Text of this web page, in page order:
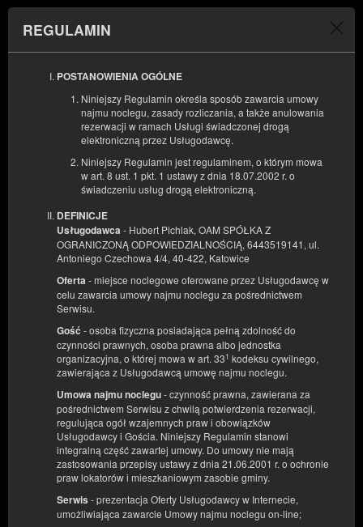
REGULAMIN
POSTANOWIENIA OGÓLNE
Niniejszy Regulamin określa sposób zawarcia umowy
najmu noclegu, zasady rozliczania, a także anulowania
rezerwacji w ramach Usługi świadczonej drogą
elektroniczną przez Usługodawcę.
Niniejszy Regulamin jest regulaminem, o którym mowa
w art. 8 ust. 1 pkt. 1 ustawy z dnia 18.07.2002 r. o
świadczeniu usług drogą elektroniczną.
DEFINICJE
Usługodawca - Hubert Pichlak, OAM SPÓŁKA Z
OGRANICZONĄ ODPOWIEDZIALNOŚCIĄ, 6443519141, ul.
Antoniego Czechowa 4/4, 40-422, Katowice
Oferta - miejsce noclegowe oferowane przez Usługodawcę w
celu zawarcia umowy najmu noclegu za pośrednictwem
Serwisu.
Gość - osoba fizyczna posiadająca pełną zdolność do
czynności prawnych, osoba prawna albo jednostka
organizacyjna, o której mowa w art. 331 kodeksu cywilnego,
zawierająca z Usługodawcą umowę najmu noclegu.
Umowa najmu noclegu- czynność prawna, zawierana za
pośrednictwem Serwisu z chwilą potwierdzenia rezerwacji,
regulująca ogół wzajemnych praw i obowiązków
Usługodawcy i Gościa. Niniejszy Regulamin stanowi
integralną część zawartej umowy. Do umowy nie mają
zastosowania przepisy ustawy z dnia 21.06.2001 r. o ochronie
praw lokatorów i mieszkaniowym zasobie gminy.
Serwis - prezentacja Oferty Usługodawcy w Internecie,
umożliwiająca zawarcie Umowy najmu noclegu on-line;
10
2026
FILTRY